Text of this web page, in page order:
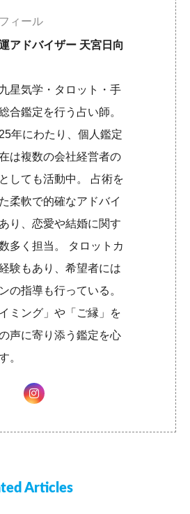
ィール
アドバイザー 天宮日向
星気学・タロット・手
合鑑定を行う占い師。
年にわたり、個人鑑定
は複数の会社経営者の
しても活動中。 占術を
柔軟で的確なアドバイ
り、恋愛や結婚に関す
多く担当。 タロットカ
験もあり、希望者には
の指導も行っている。
ミング」や「ご縁」を
声に寄り添う鑑定を心
。
Articles